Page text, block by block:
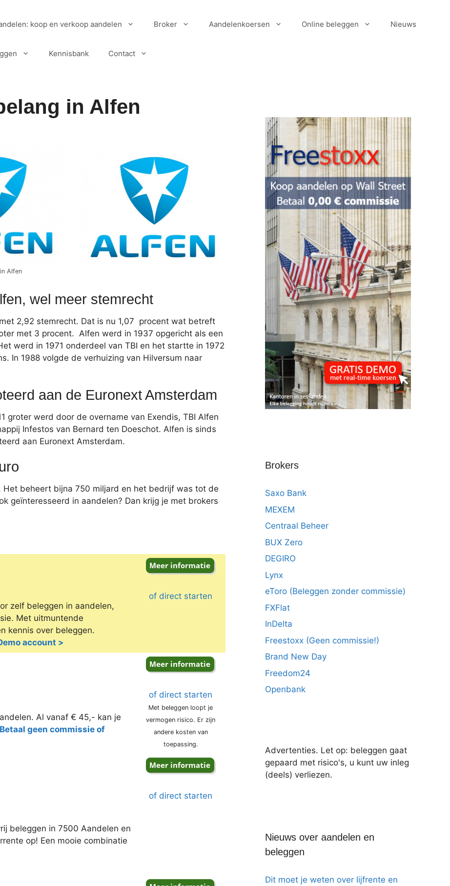
koop en verkoop aandelen Broker Aandelenkoersen Online beleggen Nieuws
Kennisbank Contact
in Alfen
Alfen
wel meer stemrecht
2,92 stemrecht. Dat is nu 1,07 procent wat betreft
met 3 procent. Alfen werd in 1937 opgericht als een
werd in 1971 onderdeel van TBI en het startte in 1972
In 1988 volgde de verhuizing van Hilversum naar
aan de Euronext Amsterdam
groter werd door de overname van Exendis, TBI Alfen
Infestos van Bernard ten Doeschot. Alfen is sinds
aan Euronext Amsterdam.
Het beheert bijna 750 miljard en het bedrijf was tot de
geïnteresseerd in aandelen? Dan krijg je met brokers
zelf beleggen in aandelen,
Met uitmuntende
kennis over beleggen.
account >
of direct starten
Al vanaf € 45,- kan je
geen commissie of
of direct starten
Met beleggen loopt je
vermogen risico. Er zijn
andere kosten van
toepassing.
beleggen in 7500 Aandelen en
op! Een mooie combinatie
of direct starten
Brokers
Saxo Bank
MEXEM
Centraal Beheer
BUX Zero
DEGIRO
Lynx
eToro (Beleggen zonder commissie)
FXFlat
InDelta
Freestoxx (Geen commissie!)
Brand New Day
Freedom24
Openbank
Advertenties. Let op: beleggen gaat
gepaard met risico's, u kunt uw inleg
(deels) verliezen.
Nieuws over aandelen en
beleggen
Dit moet je weten over lijfrente en